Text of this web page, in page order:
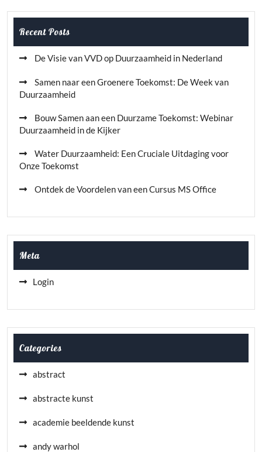
Recent Posts
De Visie van VVD op Duurzaamheid in Nederland
Samen naar een Groenere Toekomst: De Week van
Duurzaamheid
Bouw Samen aan een Duurzame Toekomst: Webinar
Duurzaamheid in de Kijker
Water Duurzaamheid: Een Cruciale Uitdaging voor
Onze Toekomst
Ontdek de Voordelen van een Cursus MS Office
Meta
Login
Categories
abstract
abstracte kunst
academie beeldende kunst
andy warhol